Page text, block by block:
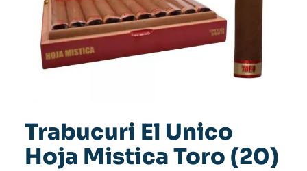
Trabucuri El Unico
Hoja Mistica Toro (20)